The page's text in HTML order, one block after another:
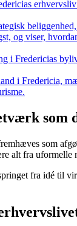
og viser,
i Fredericias
i Fredericia,
som
som
alt fra
fra idé til